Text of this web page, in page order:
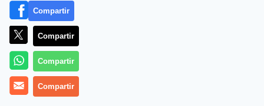
Más información
Compartir
Compartir
Compartir
Compartir